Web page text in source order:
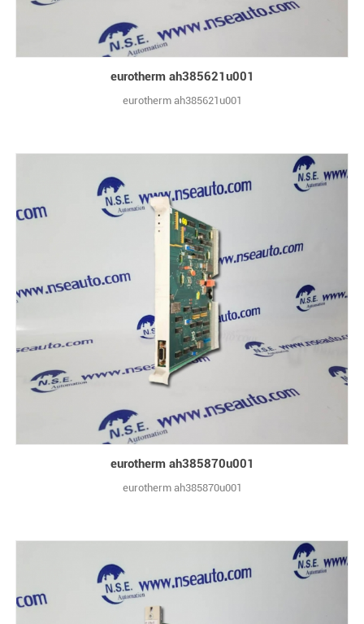
eurotherm ah385621u001
eurotherm ah385621u001
eurotherm ah385870u001
eurotherm ah385870u001